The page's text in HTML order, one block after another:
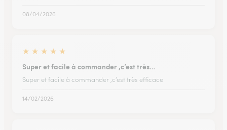
08/04/2026
★ ★ ★ ★ ★
Super et facile à commander ,c’est très…
Super et facile à commander ,c’est très efficace
14/02/2026